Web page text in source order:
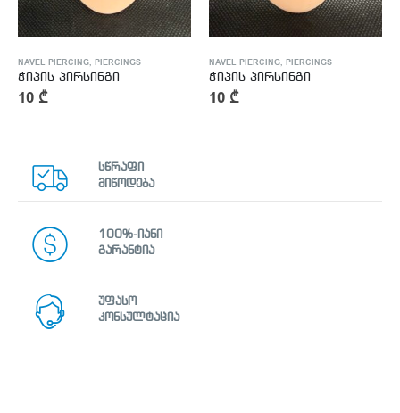
NAVEL PIERCING, PIERCINGS
ჭიპის პირსინგი
10 ₾
NAVEL PIERCING, PIERCINGS
ჭიპის პირსინგი
10 ₾
სწრაფი
მიწოდება
100%-იანი
გარანტია
უფასო
კონსულტაცია